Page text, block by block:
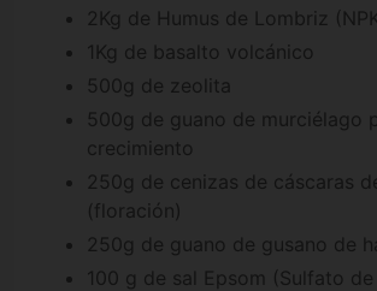
2Kg de Humus de Lombriz
1Kg de basalto volcánico
500g de zeolita
500g de guano de murciélago
crecimiento
250g de cenizas de cáscaras
(floración)
250g de guano de gusano de
100 g de sal Epsom (Sulfato